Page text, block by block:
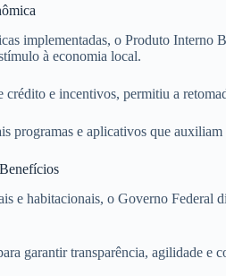
implementadas, o Produto
à economia local.
e incentivos, permitiu a
programas e aplicativos que auxiliam
e habitacionais, o Governo Federal
garantir transparência, agilidade